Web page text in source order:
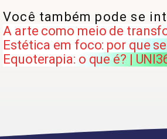
Você também pode se
A arte como meio de
Estética em foco: por que
Equoterapia: o que é? |